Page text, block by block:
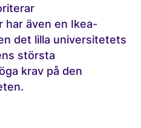
har även en Ikea-
det lilla universitetets
största
krav på den